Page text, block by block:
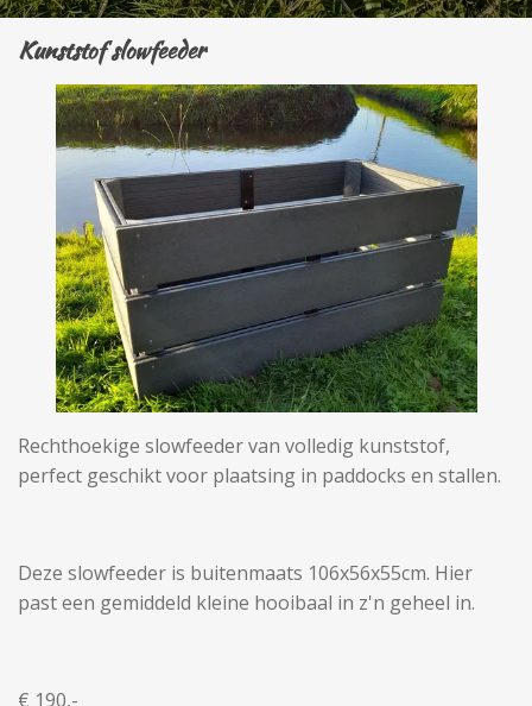
Kunststof slowfeeder
Rechthoekige slowfeeder van volledig kunststof,
perfect geschikt voor plaatsing in paddocks en stallen.
Deze slowfeeder is buitenmaats 106x56x55cm. Hier
past een gemiddeld kleine hooibaal in z'n geheel in.
€ 190,-